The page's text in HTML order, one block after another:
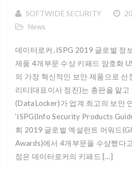
SOFTWIDE SECURITY
News
데이터로커, ISPG 2019 글로벌 정
제품 4개부문 수상 키패드 암호화
의 가장 혁신적인 보안 제품으로 선
리티(대표이사 정진)는 총판을 맡고
(DataLocker)가 업계 최고의 보안
‘ISPG(Info Security Products
회 2019 글로벌 엑설런트 어워드
Awards)에서 4개부문을 수상했다
점은 데이터로커의 키패드 […]